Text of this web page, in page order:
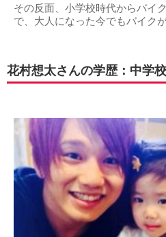
その反面、小学校時代からバイ
で、大人になった今でもバイク
花村想太さんの学歴：中学校